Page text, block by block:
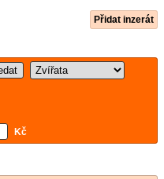
Přidat inzerát
Kč